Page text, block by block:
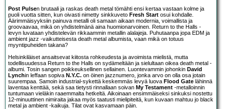
Post Pulsen brutaali ja raskas death metal tömähti ensi kertaa vastaan kolme ja
puoli vuotta sitten, kun oivasti nimetty sinkkuveto Fresh Start osui kohdalle.
Äärimmäisyyksiin painuva metalli oli samaan aikaan modernia, voimallista ja
groovaavaa, mikä on yhdistelmänä aina huomionarvoinen. Return to the Halls -
levyn luvataan yhdistelevän rikkaammin metallin alalajeja. Puhutaanpa jopa EDM ja
ambient jazz -vaikutteisesta death metal albumista, vaan mikä on totuus
myyntipuheiden takana?
Helsinkiläiset ansaitsevat kiitosta rohkeudesta ja avoimista mielistä, mutta
todellisuudessa Return to the Halls on sydämeltään ja sielultaan oikea death metal -
albumi. Tosin sangen poikkeuksellinen sellainen. Luontevammin johonkin David
Lynchin leffaan sopiva N.Y.C. on öinen jazznumero, jonka arvo on olla osa jotain
suurempaa. Samoin industrial-sykettä keskemmäs levyä luova Flood Gate lähinnä
laventaa kenttää, sekä saa tietysti rinnallaan soivan My Testament -metalloinnin
tuntumaan vieläkin raaemmalta hetkeltä. Aikoinaan ensimmäiseksi sinkuksi nostettu
12-minuuttinen nimiraita jakaa myös taatusti mielipiteitä, kun kuvaan mahtuu jo black
metal ja ambient -kaikuja. Tilat ovat kasvamaan päin.